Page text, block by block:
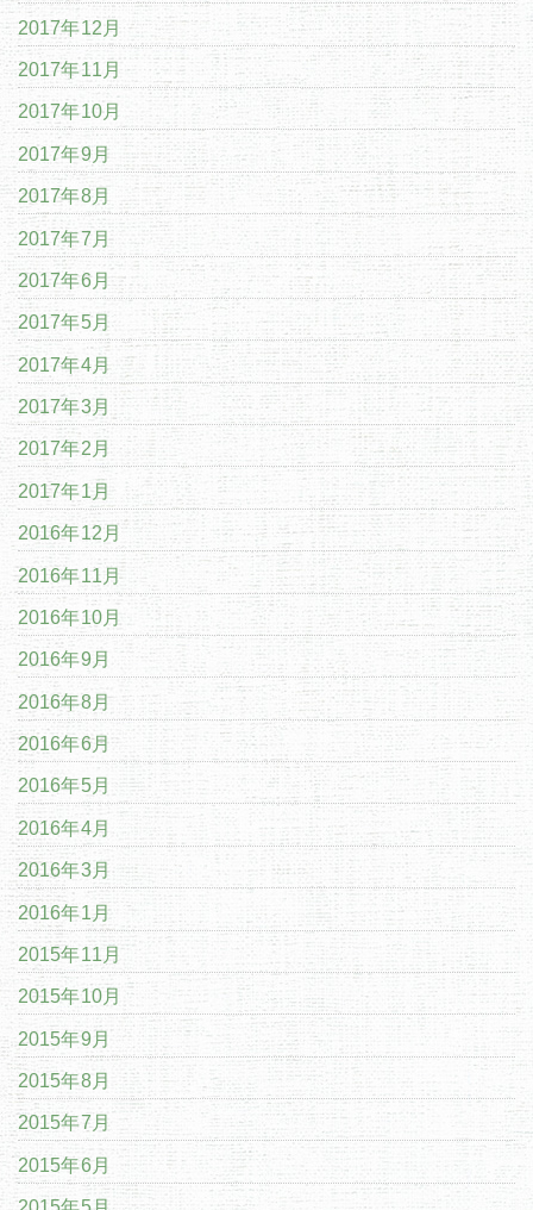
2017年12月
2017年11月
2017年10月
2017年9月
2017年8月
2017年7月
2017年6月
2017年5月
2017年4月
2017年3月
2017年2月
2017年1月
2016年12月
2016年11月
2016年10月
2016年9月
2016年8月
2016年6月
2016年5月
2016年4月
2016年3月
2016年1月
2015年11月
2015年10月
2015年9月
2015年8月
2015年7月
2015年6月